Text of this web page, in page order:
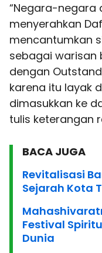
“Negara-negara
menyerahkan
mencantumkan
sebagai warisan
dengan
karena itu layak
dimasukkan ke
tulis keterangan
BACA JUGA
Revitalisasi
Sejarah Kota
Festival
Dunia